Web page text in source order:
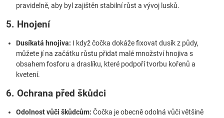
pravidelně, aby byl zajištěn stabilní růst a vývoj lusků.
5. Hnojení
Dusíkatá hnojiva: I když čočka dokáže fixovat dusík z půdy,
můžete jí na začátku růstu přidat malé množství hnojiva s
obsahem fosforu a draslíku, které podpoří tvorbu kořenů a
kvetení.
6. Ochrana před škůdci
Odolnost vůči škůdcům: Čočka je obecně odolná vůči většině